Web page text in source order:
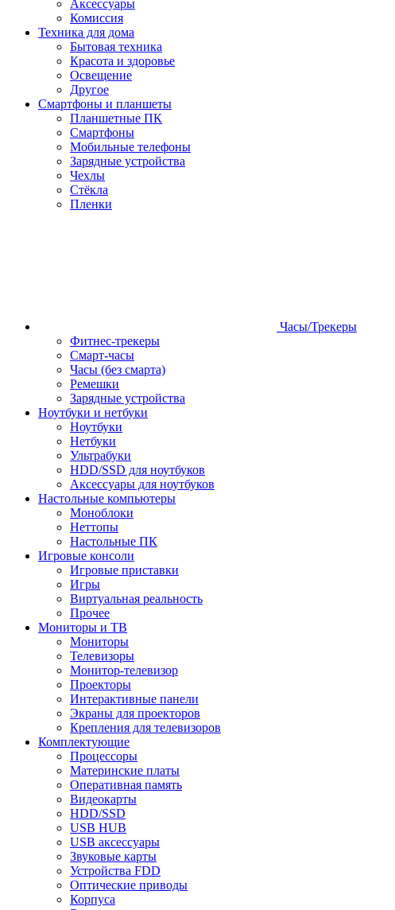
Аксессуары
Комиссия
Техника для дома
Бытовая техника
Красота и здоровье
Освещение
Другое
Смартфоны и планшеты
Планшетные ПК
Смартфоны
Мобильные телефоны
Зарядные устройства
Чехлы
Стёкла
Пленки
Часы/Трекеры
Фитнес-трекеры
Смарт-часы
Часы (без смарта)
Ремешки
Зарядные устройства
Ноутбуки и нетбуки
Ноутбуки
Нетбуки
Ультрабуки
HDD/SSD для ноутбуков
Аксессуары для ноутбуков
Настольные компьютеры
Моноблоки
Неттопы
Настольные ПК
Игровые консоли
Игровые приставки
Игры
Виртуальная реальность
Прочее
Мониторы и ТВ
Мониторы
Телевизоры
Монитор-телевизор
Проекторы
Интерактивные панели
Экраны для проекторов
Крепления для телевизоров
Комплектующие
Процессоры
Материнские платы
Оперативная память
Видеокарты
HDD/SSD
USB HUB
USB аксессуары
Звуковые карты
Устройства FDD
Оптические приводы
Корпуса